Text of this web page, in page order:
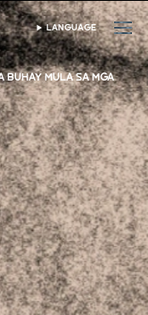
PUMILI NG WIKA
LANGUAGE
BUHAY MULA SA MGA